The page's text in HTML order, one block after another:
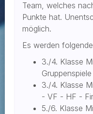
Team, welches
Punkte hat.
möglich.
Es werden
3./4. Klasse
3./4. Klasse
- VF - HF -
5./6. Klasse